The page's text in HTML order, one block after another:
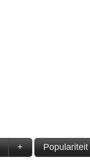
+ Populariteit